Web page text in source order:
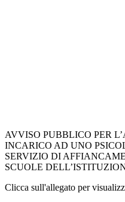
AVVISO PUBBLICO PER
INCARICO AD UNO
SERVIZIO DI
SCUOLE
Clicca sull'allegato per